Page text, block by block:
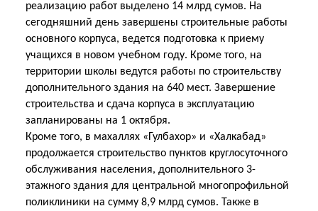
реализацию работ выделено 14 млрд сумов. На
сегодняшний день завершены строительные работы
основного корпуса, ведется подготовка к приему
учащихся в новом учебном году. Кроме того, на
территории школы ведутся работы по строительству
дополнительного здания на 640 мест. Завершение
строительства и сдача корпуса в эксплуатацию
запланированы на 1 октября.
Кроме того, в махаллях «Гулбахор» и «Халкабад»
продолжается строительство пунктов круглосуточного
обслуживания населения, дополнительного 3-
этажного здания для центральной многопрофильной
поликлиники на сумму 8,9 млрд сумов. Также в